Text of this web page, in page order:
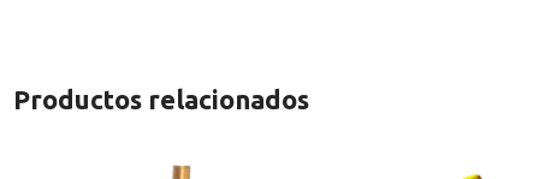
Productos relacionados